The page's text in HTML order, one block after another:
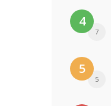
4
7
5
5